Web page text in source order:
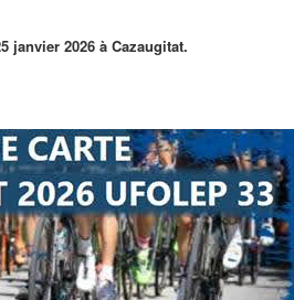
janvier 2026 à Cazaugitat.